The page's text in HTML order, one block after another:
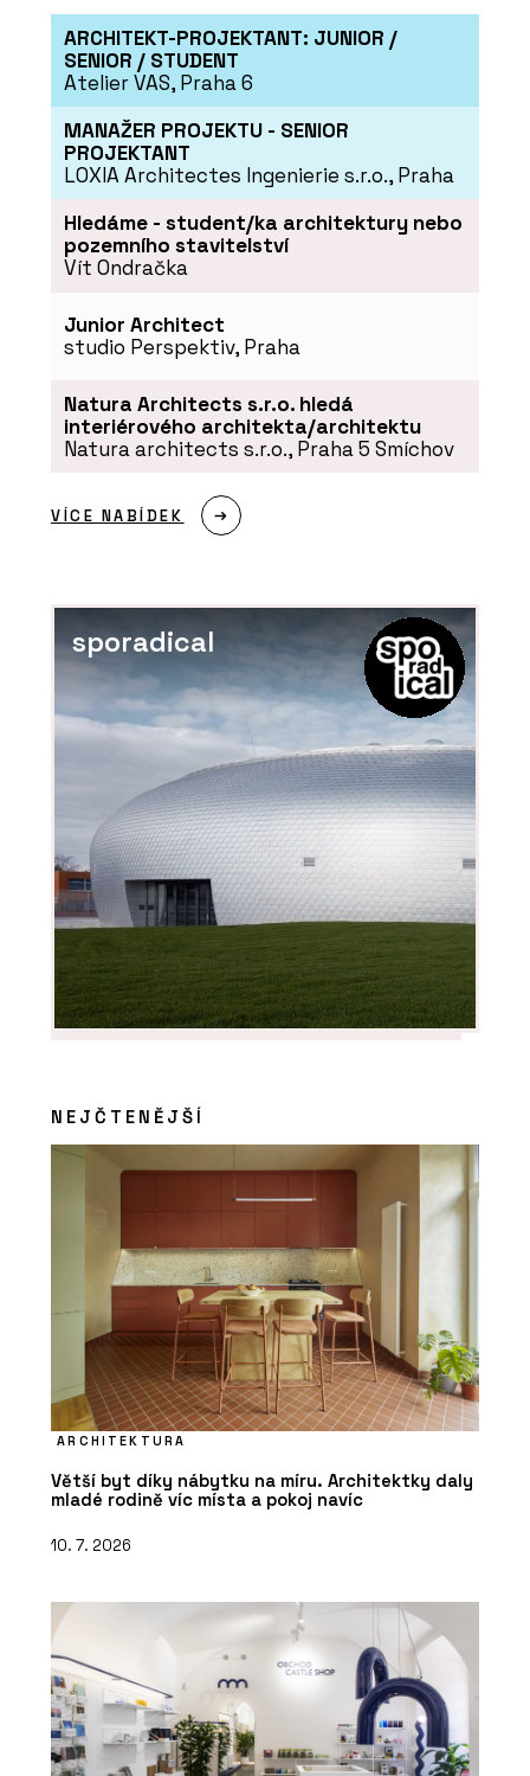
ARCHITEKT-PROJEKTANT: JUNIOR /
SENIOR / STUDENT
Atelier VAS, Praha 6
MANAŽER PROJEKTU - SENIOR
PROJEKTANT
LOXIA Architectes Ingenierie s.r.o., Praha
Hledáme - student/ka architektury nebo
pozemního stavitelství
Vít Ondračka
Junior Architect
studio Perspektiv, Praha
Natura Architects s.r.o. hledá
interiérového architekta/architektu
Natura architects s.r.o., Praha 5 Smíchov
VÍCE NABÍDEK
sporadical
NEJČTENĚJŠÍ
ARCHITEKTURA
Větší byt díky nábytku na míru. Architektky daly
mladé rodině víc místa a pokoj navíc
10. 7. 2026